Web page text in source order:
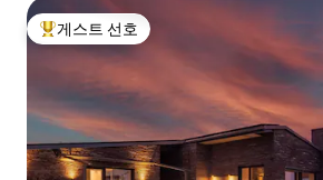
상위 게스트 선호
게스트 선호